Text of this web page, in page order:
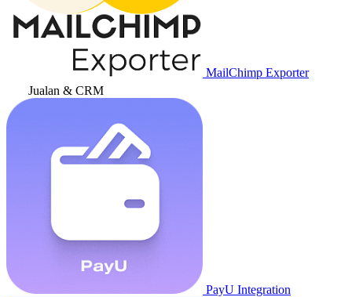
MailChimp Exporter
Jualan & CRM
PayU Integration